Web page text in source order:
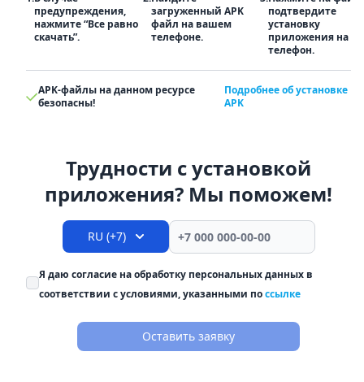
предупреждения,
нажмите “Все равно
скачать”.
загруженный APK
файл на вашем
телефоне.
подтвердите
установку
приложения на
телефон.
APK-файлы на данном ресурсе
безопасны!
Подробнее об установке
APK
Трудности с установкой
приложения? Мы поможем!
RU (+7)
Я даю согласие на обработку персональных данных в
соответствии с условиями, указанными поссылке
Оставить заявку